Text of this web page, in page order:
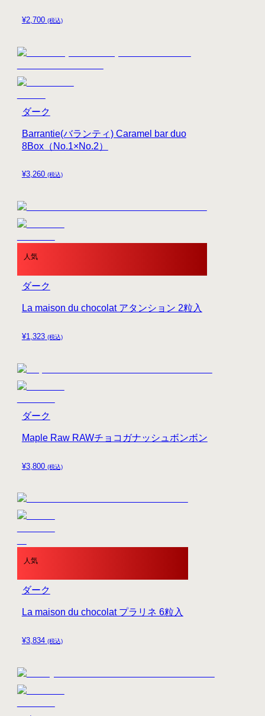
¥2,700 (税込)
¥3,260 (税込)
Barrantie(バランティ) Caramel bar duo
8Box（No.1×No.2）
ダーク
人気
¥1,323 (税込)
La maison du chocolat アタンション 2粒入
ダーク
¥3,800 (税込)
Maple Raw RAWチョコガナッシュボンボン
ダーク
人気
¥3,834 (税込)
La maison du chocolat プラリネ 6粒入
ダーク